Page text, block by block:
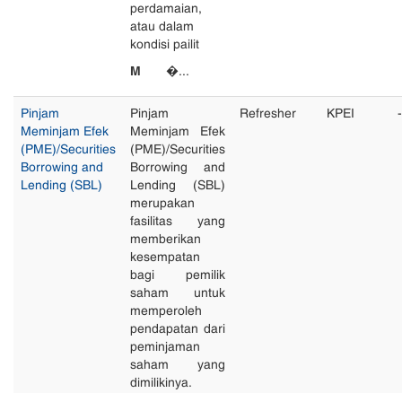
perdamaian,
atau dalam
kondisi pailit
M
�...
Pinjam
Meminjam Efek
(PME)/Securities
Borrowing and
Lending (SBL)
Pinjam
Meminjam Efek
(PME)/Securities
Borrowing and
Lending (SBL)
merupakan
fasilitas yang
memberikan
kesempatan
bagi pemilik
saham untuk
memperoleh
pendapatan dari
peminjaman
saham yang
dimilikinya.
Refresher KPEI -